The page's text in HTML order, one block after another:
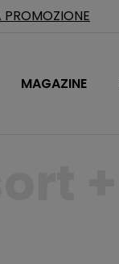
PROMOZIONE
MAGAZINE